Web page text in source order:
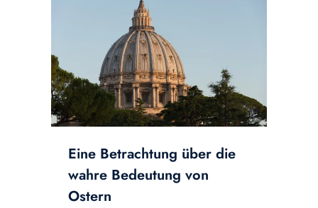
Eine Betrachtung über die
wahre Bedeutung von
Ostern